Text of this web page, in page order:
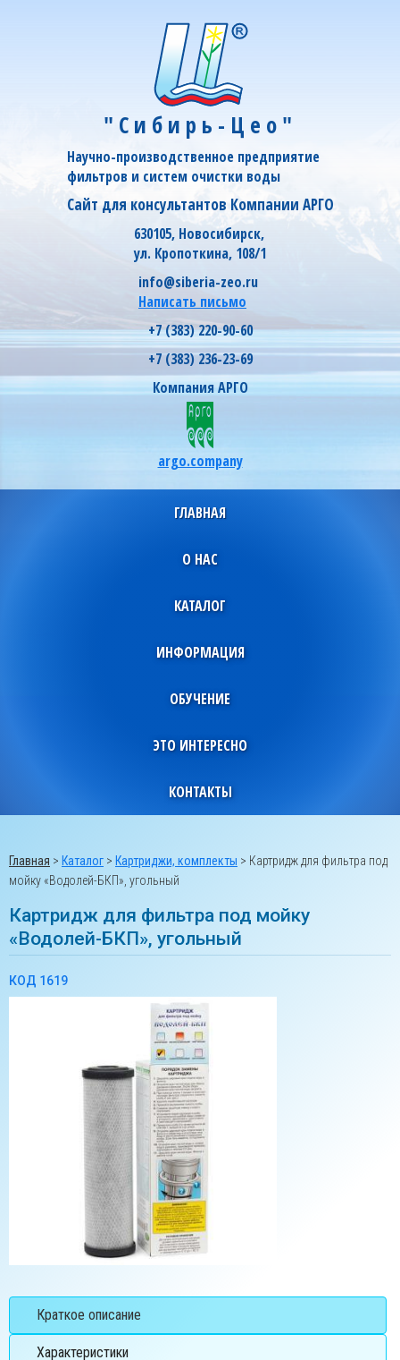
"Сибирь-Цео"
Научно-производственное предприятие
фильтров и систем очистки воды
Сайт для консультантов Компании АРГО
630105, Новосибирск,
ул. Кропоткина, 108/1
info@siberia-zeo.ru
Написать письмо
+7 (383) 220-90-60
+7 (383) 236-23-69
Компания АРГО
argo.company
ГЛАВНАЯ
О НАС
КАТАЛОГ
ИНФОРМАЦИЯ
ОБУЧЕНИЕ
ЭТО ИНТЕРЕСНО
КОНТАКТЫ
Главная > Каталог > Картриджи, комплекты > Картридж для фильтра под
мойку «Водолей-БКП», угольный
Картридж для фильтра под мойку
«Водолей-БКП», угольный
КОД 1619
Краткое описание
Характеристики